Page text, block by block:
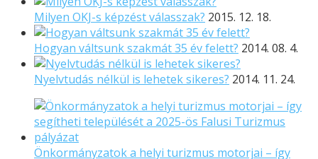
Milyen OKJ-s képzést válasszak? 2015. 12. 18.
Hogyan váltsunk szakmát 35 év felett? 2014. 08. 4.
Nyelvtudás nélkül is lehetek sikeres? 2014. 11. 24.
Önkormányzatok a helyi turizmus motorjai – így